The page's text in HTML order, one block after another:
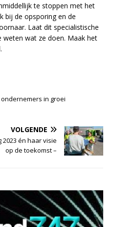
te stoppen met het
bij de opsporing en de
Laat dit specialistische
weten wat ze doen. Maak het
in groei
VOLGENDE
én haar visie
op de toekomst –